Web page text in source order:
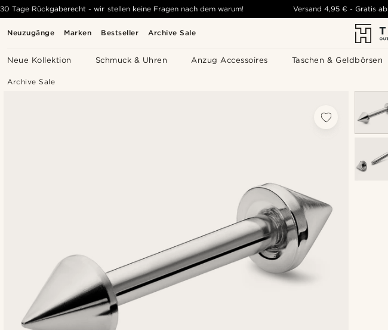
Neuzugänge Marken Bestseller Archive Sale
Neue Kollektion Schmuck & Uhren Anzug Accessoires Taschen & Geldbörsen
30 Tage Rückgaberecht - wir stellen keine Fragen nach dem warum! Versand 4,95 € -Gratis ab
Archive Sale